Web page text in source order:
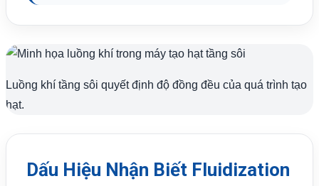
Luồng khí tầng sôi quyết định độ đồng đều của quá trình tạo
hạt.
Dấu Hiệu Nhận Biết Fluidization